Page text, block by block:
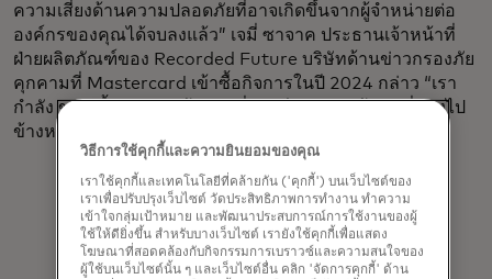
ความเสี่ยงด้านความปลอดภัยที่อาจเกิดขึ้นจากผู้จำหน่ายต่อ
องค์กรของคุณได้จบลงแล้ว” เจมี่ ซาจาค ประธานเจ้าหน้าที่
ฝ่ายผลิตภัณฑ์ของ Recorded Future บริษัทด้านข่าวกรองภัย
คุกคามที่ Mastercard เข้าซื้อกิจการในปี 2024 กล่าว “เรา
กำลัง ขณะนี้เรากำลังเข้าสู่ยุคที่การมี Access ข้อมูลที่มองไป
ข้างหน้ามีความสำคัญอย่างยิ่ง”
วิธีการใช้คุกกี้และความยินยอมของคุณ
เราใช้คุกกี้และเทคโนโลยีที่คล้ายกัน ('คุกกี้') บนเว็บไซต์ของ
เราเพื่อปรับปรุงเว็บไซต์ วัดประสิทธิภาพการทำงาน ทำความ
เข้าใจกลุ่มเป้าหมาย และพัฒนาประสบการณ์การใช้งานของผู้
ใช้ให้ดียิ่งขึ้น สำหรับบางเว็บไซต์ เรายังใช้คุกกี้เพื่อแสดง
โฆษณาที่สอดคล้องกับกิจกรรมการเบราวซ์และความสนใจของ
ผู้ใช้บนเว็บไซต์นั้น ๆ และเว็บไซต์อื่น คลิก 'จัดการคุกกี้' ด้าน